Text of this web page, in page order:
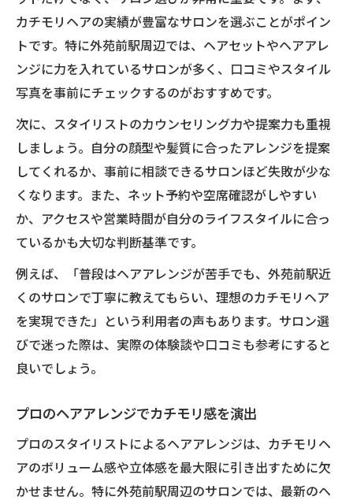
カチモリヘアの実績が豊富なサロンを選ぶことがポイン
トです。特に外苑前駅周辺では、ヘアセットやヘアアレ
ンジに力を入れているサロンが多く、口コミやスタイル
写真を事前にチェックするのがおすすめです。
次に、スタイリストのカウンセリング力や提案力も重視
しましょう。自分の顔型や髪質に合ったアレンジを提案
してくれるか、事前に相談できるサロンほど失敗が少な
くなります。また、ネット予約や空席確認がしやすい
か、アクセスや営業時間が自分のライフスタイルに合っ
ているかも大切な判断基準です。
例えば、「普段はヘアアレンジが苦手でも、外苑前駅近
くのサロンで丁寧に教えてもらい、理想のカチモリヘア
を実現できた」という利用者の声もあります。サロン選
びで迷った際は、実際の体験談や口コミも参考にすると
良いでしょう。
プロのヘアアレンジでカチモリ感を演出
プロのスタイリストによるヘアアレンジは、カチモリヘ
アのボリューム感や立体感を最大限に引き出すために欠
かせません。特に外苑前駅周辺のサロンでは、最新のヘ